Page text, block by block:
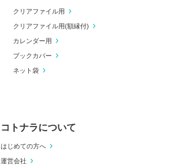
クリアファイル用
クリアファイル用(額縁付)
カレンダー用
ブックカバー
ネット袋
コトナラについて
はじめての方へ
運営会社